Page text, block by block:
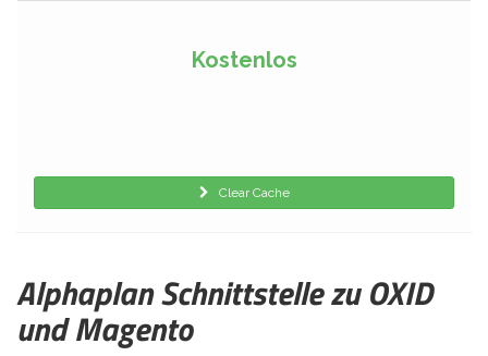
Kostenlos
Clear Cache
Alphaplan Schnittstelle zu OXID
und Magento